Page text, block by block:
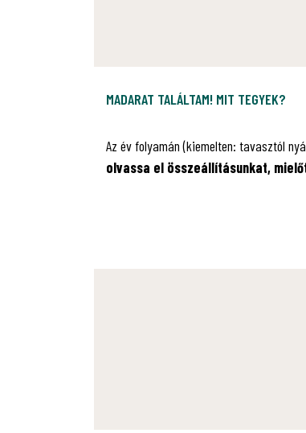
MADARAT TALÁLTAM! MIT TEGYEK?
Az év folyamán (kiemelten: tavasztól
olvassa el összeállításunkat,